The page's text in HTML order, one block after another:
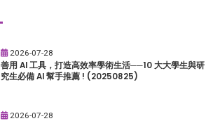
2026-07-28
善用 AI 工具，打造高效率學術生活──10 大大學生與研
究生必備 AI 幫手推薦 ! (20250825)
2026-07-28